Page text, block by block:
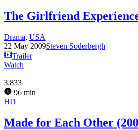
The Girlfriend
Drama, USA
22 May 2009Steven Soderbergh
Trailer
Watch
3.833
96 min
HD
Made for Each Other